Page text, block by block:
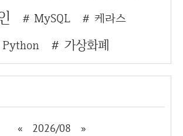
MySQL 케라스
Python 가상화폐
« 2026/08 »